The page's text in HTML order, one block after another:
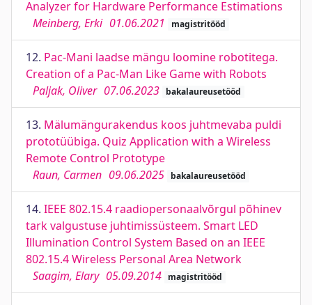
Analyzer for Hardware Performance Estimations
Meinberg, Erki 01.06.2021 magistritööd
12. Pac-Mani laadse mängu loomine robotitega.
Creation of a Pac-Man Like Game with Robots
Paljak, Oliver 07.06.2023 bakalaureusetööd
13. Mälumängurakendus koos juhtmevaba puldi
prototüübiga. Quiz Application with a Wireless
Remote Control Prototype
Raun, Carmen 09.06.2025 bakalaureusetööd
14. IEEE 802.15.4 raadiopersonaalvõrgul põhinev
tark valgustuse juhtimissüsteem. Smart LED
Illumination Control System Based on an IEEE
802.15.4 Wireless Personal Area Network
Saagim, Elary 05.09.2014 magistritööd